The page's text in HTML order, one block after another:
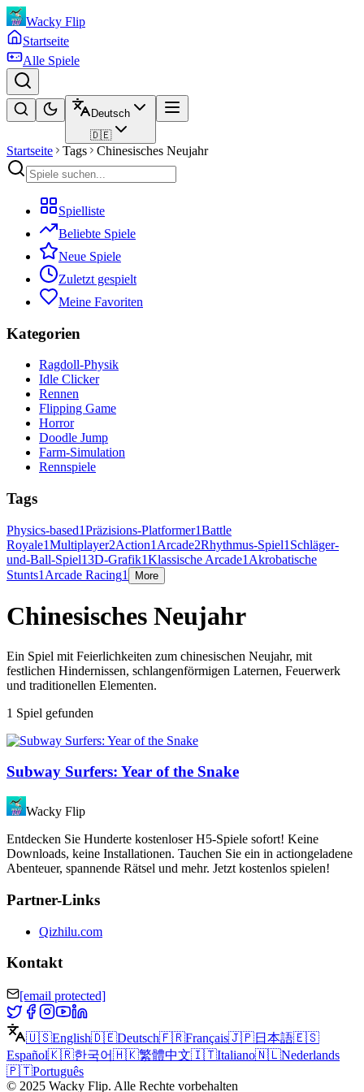
Wacky Flip
Startseite
Alle Spiele
Deutsch
🇩🇪
Startseite Tags Chinesisches Neujahr
Spielliste
Beliebte Spiele
Neue Spiele
Zuletzt gespielt
Meine Favoriten
Kategorien
Ragdoll-Physik
Idle Clicker
Rennen
Flipping Game
Horror
Doodle Jump
Farm-Simulation
Rennspiele
Tags
Physics-based1Präzisions-Platformer1Battle
Royale1Multiplayer2Action1 Arcade2Rhythmus-Spiel1 Schläger-
und-Ball-Spiel13D-Grafik1Klassische Arcade1 Akrobatische
Stunts1 Arcade Racing1 More
Chinesisches Neujahr
Ein Spiel mit Feierlichkeiten zum chinesischen Neujahr, mit
festlichen Hindernissen, schlangenförmigen Laternen, Feuerwerk
und traditionellen Elementen.
1 Spiel gefunden
Subway Surfers: Year of the Snake
Wacky Flip
Entdecken Sie Hunderte kostenloser H5-Spiele sofort! Keine
Downloads, keine Installationen. Tauchen Sie ein in actiongeladene
Abenteuer, spannende Rätsel und mehr. Jetzt kostenlos spielen!
Partner-Links
Qizhilu.com
Kontakt
[email protected]
🇺🇸English🇩🇪Deutsch🇫🇷Français🇯🇵日本語🇪🇸
Español🇰🇷한국어🇭🇰繁體中文🇮🇹Italiano🇳🇱Nederlands
🇵🇹Português
© 2025 Wacky Flip. Alle Rechte vorbehalten